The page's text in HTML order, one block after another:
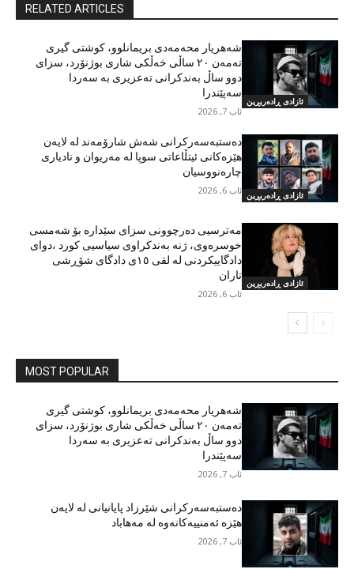
RELATED ARTICLES
ئازادی ڕادەربڕین
شەهریار محەمەدی بریمانلوو، کوشتی گیری
تەمەن ٢٠ ساڵی خەڵکی شاری بوژنۆرد، سزای
دوو ساڵ بەندکرانی تەعزیری بە سەردا
سەپێندرا
ئاب 7, 2026
ئازادی ڕادەربڕین
دەستبەسەرکرانی شەش شارۆمەند لە لایەن
هێزەکانی ئیتڵاعاتی سوپا لە مەریوان و نادیاری
چارەنووسیان
ئاب 6, 2026
ئازادی ڕادەربڕین
مەترسیی دەرچوونی سزای سێدارە بۆ شەمسی
خوسرەوی، ژنە بەندکراوی سیاسیی کورد ،دوای
دادگاییکردنی لە لقی ١٥ی دادگای شۆڕشی
تاران
ئاب 6, 2026
MOST POPULAR
شەهریار محەمەدی بریمانلوو، کوشتی گیری
تەمەن ٢٠ ساڵی خەڵکی شاری بوژنۆرد، سزای
دوو ساڵ بەندکرانی تەعزیری بە سەردا
سەپێندرا
ئاب 7, 2026
دەستبەسەرکرانی شێرزاد پایانیانی لە لایەن
هێزە ئەمنییەکانەوە لە مەهاباد
ئاب 7, 2026